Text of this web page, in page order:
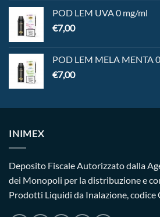
POD LEM UVA 0 mg/ml
€7,00
POD LEM MELA MENTA
€7,00
INIMEX
Deposito Fiscale Autorizzato dalla
dei Monopoli per la distribuzione e
Prodotti Liquidi da Inalazione, codice